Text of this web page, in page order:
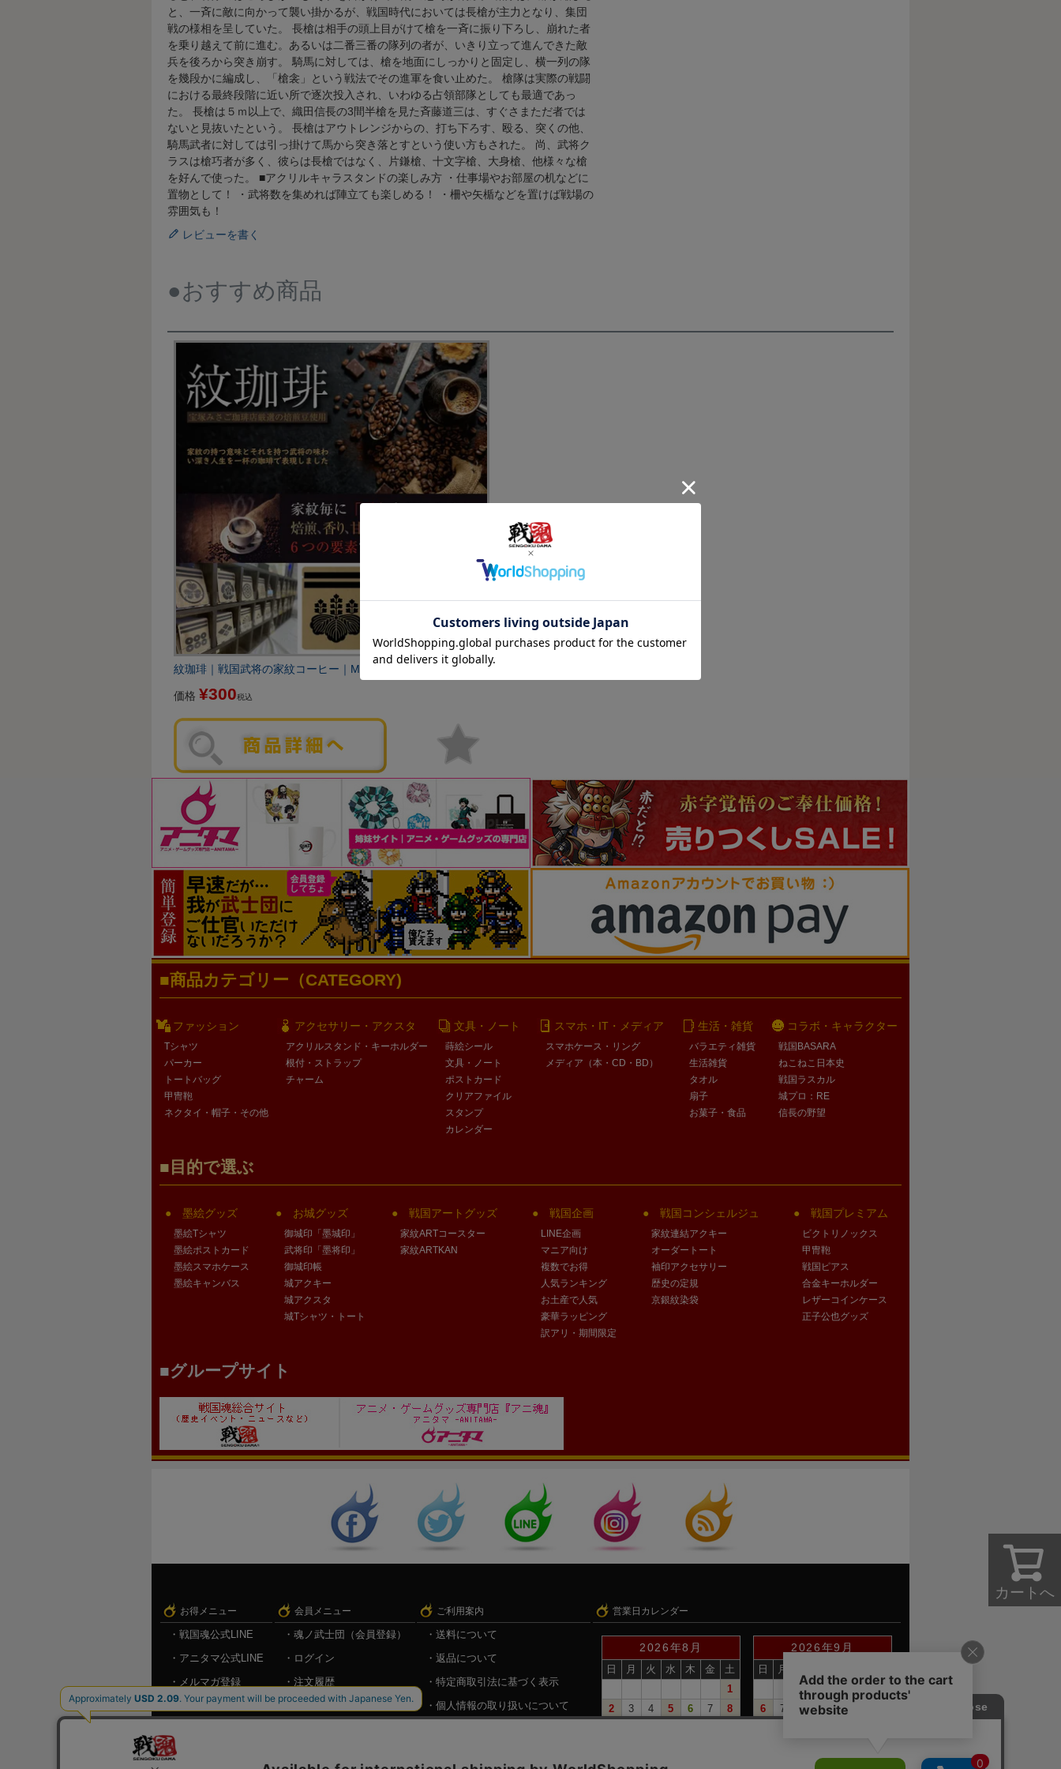
カートへ
と、一斉に敵に向かって襲い掛かるが、戦国時代においては長槍が主力となり、集団
戦の様相を呈していた。 長槍は相手の頭上目がけて槍を一斉に振り下ろし、崩れた者
を乗り越えて前に進む。あるいは二番三番の隊列の者が、いきり立って進んできた敵
兵を後ろから突き崩す。 騎馬に対しては、槍を地面にしっかりと固定し、横一列の隊
を幾段かに編成し、「槍衾」という戦法でその進軍を食い止めた。 槍隊は実際の戦闘
における最終段階に近い所で逐次投入され、いわゆる占領部隊としても最適であっ
た。 長槍は５ｍ以上で、織田信長の3間半槍を見た斉藤道三は、すぐさまただ者では
ないと見抜いたという。 長槍はアウトレンジからの、打ち下ろす、殴る、突くの他、
騎馬武者に対しては引っ掛けて馬から突き落とすという使い方もされた。 尚、武将ク
ラスは槍巧者が多く、彼らは長槍ではなく、片鎌槍、十文字槍、大身槍、他様々な槍
を好んで使った。 ■アクリルキャラスタンドの楽しみ方 ・仕事場やお部屋の机などに
置物として！ ・武将数を集めれば陣立ても楽しめる！ ・柵や矢楯などを置けば戦場の
雰囲気も！
レビューを書く
●おすすめ商品
紋珈琲｜戦国武将の家紋コーヒー｜Mon Coffee
価格 ¥300税込
商品カテゴリー（CATEGORY)
ファッション
Tシャツ
パーカー
トートバッグ
甲冑鞄
ネクタイ・帽子・その他
アクセサリー・アクスタ
アクリルスタンド・キーホルダー
根付・ストラップ
チャーム
文具・ノート
蒔絵シール
文具・ノート
ポストカード
クリアファイル
スタンプ
カレンダー
スマホ・IT・メディア
スマホケース・リング
メディア（本・CD・BD）
生活・雑貨
バラエティ雑貨
生活雑貨
タオル
扇子
お菓子・食品
コラボ・キャラクター
戦国BASARA
ねこねこ日本史
戦国ラスカル
城プロ：RE
信長の野望
目的で選ぶ
墨絵グッズ
墨絵Tシャツ
墨絵ポストカード
墨絵スマホケース
墨絵キャンバス
お城グッズ
御城印「墨城印」
武将印「墨将印」
御城印帳
城アクキー
城アクスタ
城Tシャツ・トート
戦国アートグッズ
家紋ARTコースター
家紋ARTKAN
戦国企画
LINE企画
マニア向け
複数でお得
人気ランキング
お土産で人気
豪華ラッピング
訳アリ・期間限定
戦国コンシェルジュ
家紋連結アクキー
オーダートート
袖印アクセサリー
歴史の定規
京銀紋染袋
戦国プレミアム
ビクトリノックス
甲冑鞄
戦国ピアス
合金キーホルダー
レザーコインケース
正子公也グッズ
グループサイト
お得メニュー
戦国魂公式LINE
アニタマ公式LINE
メルマガ登録
キャンペーン情報
会員メニュー
魂ノ武士団（会員登録）
ログイン
注文履歴
お気に入り
ご利用案内
送料について
返品について
特定商取引法に基づく表示
個人情報の取り扱いについて
営業日カレンダー
2026年8月
日 月 火 水 木 金
土
1
2
3 4 5 6 7
8
2026年9月
日 月
1
3
5
6
7 8 9 10